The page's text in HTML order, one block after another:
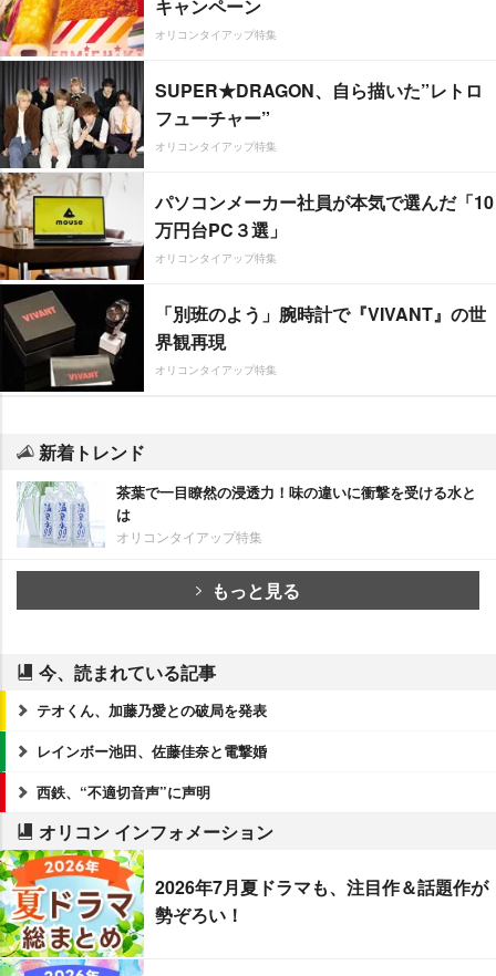
キャンペーン
オリコンタイアップ特集
SUPER★DRAGON、自ら描いた”レトロ
フューチャー”
オリコンタイアップ特集
パソコンメーカー社員が本気で選んだ「10
万円台PC３選」
オリコンタイアップ特集
「別班のよう」腕時計で『VIVANT』の世
界観再現
オリコンタイアップ特集
新着トレンド
茶葉で一目瞭然の浸透力！味の違いに衝撃を受ける水と
は
オリコンタイアップ特集
もっと見る
今、読まれている記事
テオくん、加藤乃愛との破局を発表
レインボー池田、佐藤佳奈と電撃婚
西鉄、“不適切音声”に声明
オリコン インフォメーション
2026年7月夏ドラマも、注目作＆話題作が
勢ぞろい！